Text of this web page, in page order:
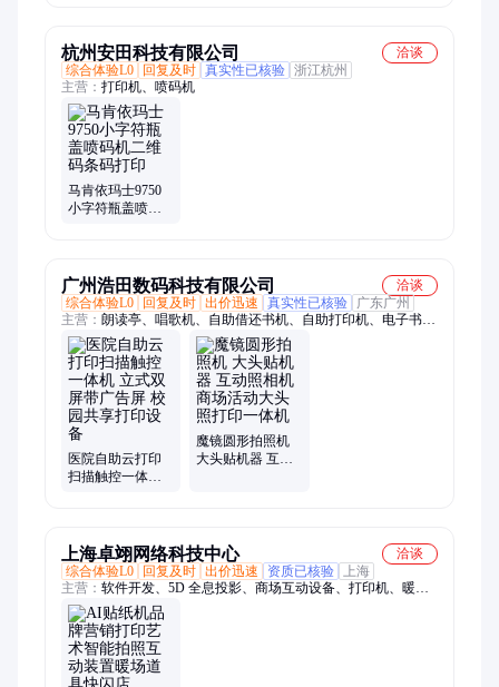
杭州安田科技有限公司
洽谈
综合体验L0
回复及时 真实性已核验 浙江杭州
主营： 打印机、喷码机
马肯依玛士9750
小字符瓶盖喷码
广州浩田数码科技有限公司
洽谈
综合体验L0
回复及时 出价迅速 真实性已核验
广东广州
主营： 朗读亭、唱歌机、自助借还书机、自助打印机、电子书借
阅机、大头贴拍照机器、隔音舱、瀑布流借阅机、馆员一体机、
桌面听书机、光影阅读机、有声文化墙、RFID通道门禁、听书
墙、自助借书柜、智慧图书馆设备方案、自助档案柜、档案管理
系统、国产图书管理系统
医院自助云打印
扫描触控一体机
魔镜圆形拍照机
大头贴机器 互动
上海卓翊网络科技中心
洽谈
综合体验L0
回复及时 出价迅速 资质已核验
上海
主营： 软件开发、5D 全息投影、商场互动设备、打印机、暖场
设备、全息投影餐厅创意设计、投影设备